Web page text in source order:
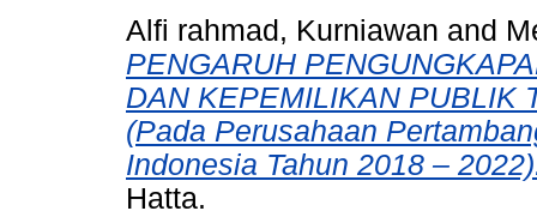
Alfi rahmad, Kurniawan and
PENGARUH
DAN KEPEMILIKAN PUBLIK
(Pada Perusahaan
Indonesia Tahun 2018 –
Hatta.